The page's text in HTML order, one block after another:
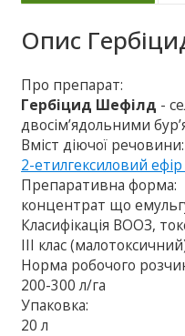
Опис
Про препарат:
Гербіцид Шефілд -
двосім’ядольними
Вміст діючої речовини:
2-етилгексиловий
Препаративна форма:
концентрат що
Класифікація ВООЗ,
IIІ клас
Норма робочого
200-300 л/га
Упаковка:
20 л